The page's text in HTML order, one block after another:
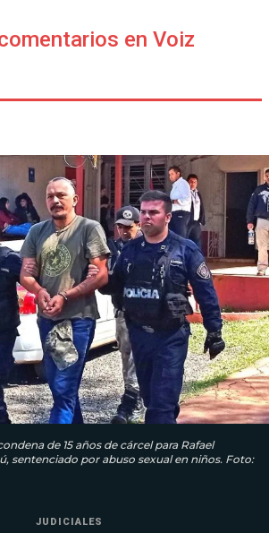
en Voiz
de 15 años de cárcel para Rafael
sentenciado por abuso sexual en niños. Foto:
JUDICIALES